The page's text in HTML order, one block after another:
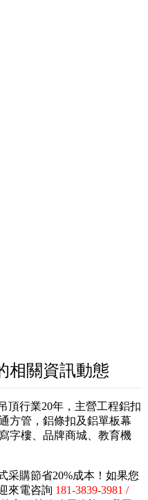
相關資訊動態
頂行業20年，主營工程鋁扣
方管，鋁條扣及鋁單板幕
字樓、品牌商城、教育機
采購節省20%成本！如果您
來電咨詢 181-3839-3981 /